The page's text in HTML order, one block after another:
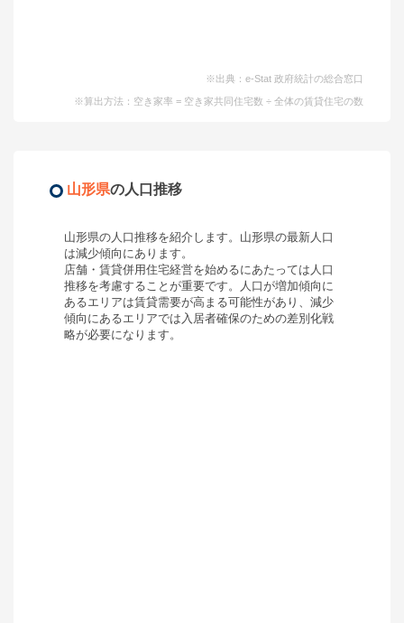
※出典：e-Stat 政府統計の総合窓口
※算出方法：空き家率 = 空き家共同住宅数 ÷ 全体の賃貸住宅の数
山形県の人口推移
山形県の人口推移を紹介します。 山形県の最新人口
は減少傾向 にあります。
店舗・賃貸併用住宅経営を始めるにあたっては人口
推移を考慮することが重要です。人口が増加傾向に
あるエリアは賃貸需要が高まる可能性があり、減少
傾向にあるエリアでは入居者確保のための差別化戦
略が必要になります。